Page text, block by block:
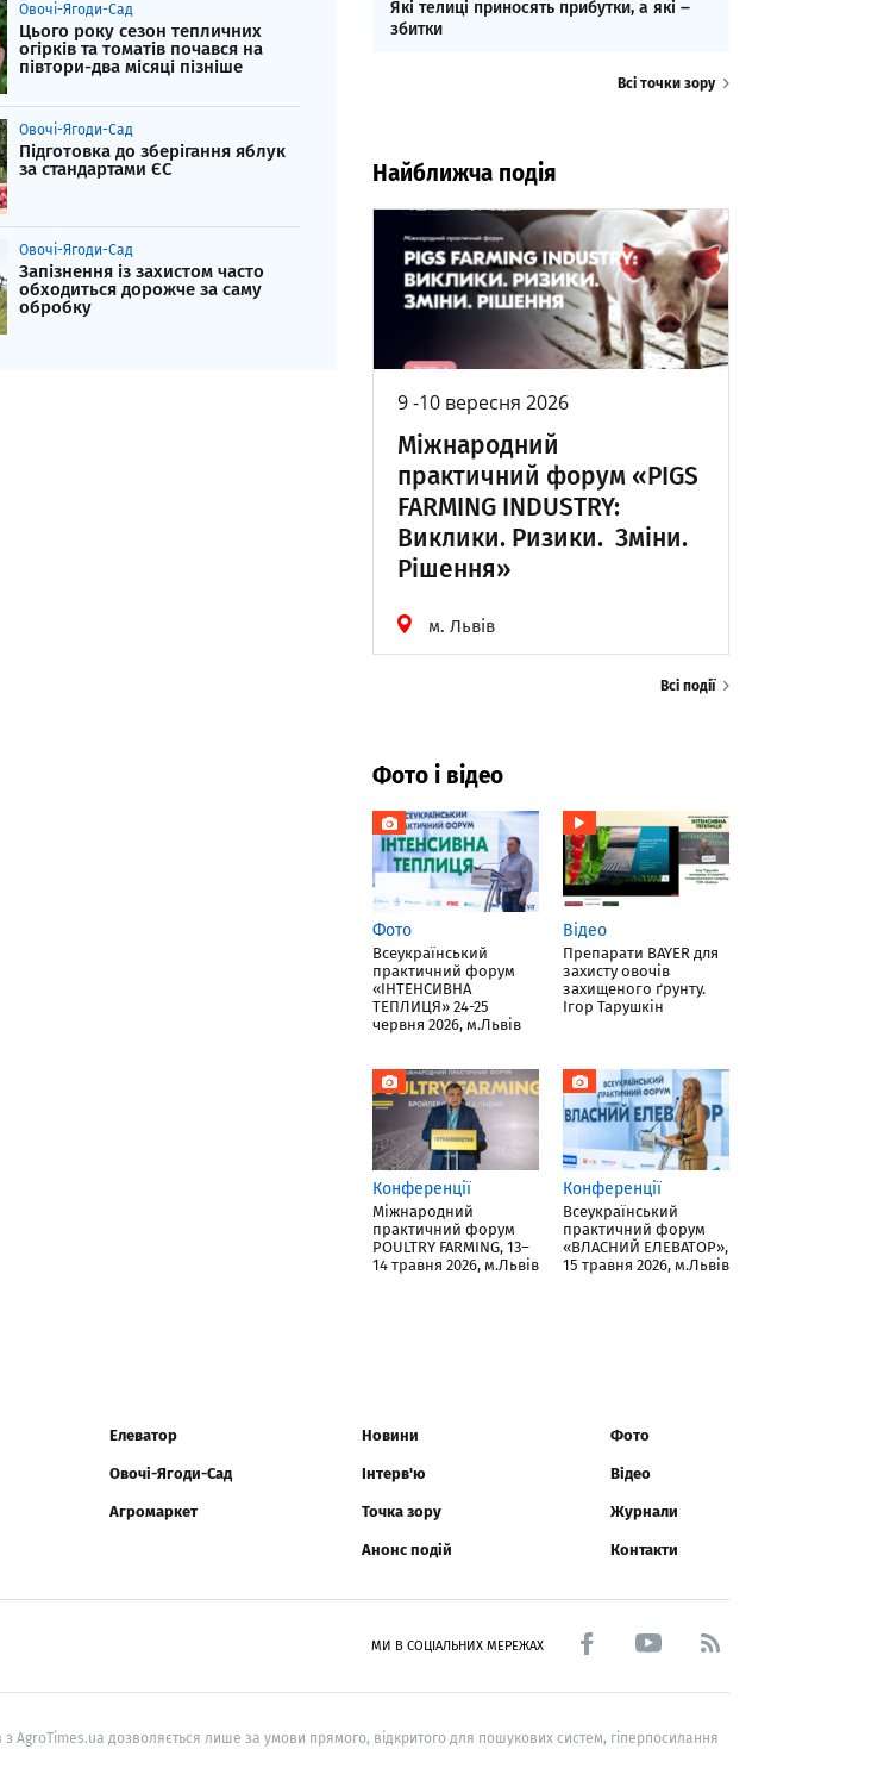
Овочі-Ягоди-Сад
Цього року сезон тепличних
огірків та томатів почався на
півтори-два місяці пізніше
Овочі-Ягоди-Сад
Підготовка до зберігання яблук
за стандартами ЄС
Овочі-Ягоди-Сад
Запізнення із захистом часто
обходиться дорожче за саму
обробку
Які телиці приносять прибутки, а які ‒
збитки
Всі точки зору
Найближча подія
9 -10 вересня 2026
Міжнародний
практичний форум «PIGS
FARMING INDUSTRY:
Виклики. Ризики. Зміни.
Рішення»
м. Львів
Всі події
Фото і відео
Фото
Всеукраїнський
практичний форум
«ІНТЕНСИВНА
ТЕПЛИЦЯ» 24-25
червня 2026, м.Львів
Відео
Препарати BAYER для
захисту овочів
захищеного ґрунту.
Ігор Тарушкін
Конференції
Міжнародний
практичний форум
POULTRY FARMING, 13–
14 травня 2026, м.Львів
Конференції
Всеукраїнський
практичний форум
«ВЛАСНИЙ ЕЛЕВАТОР»,
15 травня 2026, м.Львів
Елеватор
Овочі-Ягоди-Сад
Агромаркет
Новини
Інтерв'ю
Точка зору
Анонс подій
Фото
Відео
Журнали
Контакти
МИ В СОЦІАЛЬНИХ МЕРЕЖАХ
з AgroTimes.ua дозволяється лише за умови прямого, відкритого для пошукових систем, гіперпосилання